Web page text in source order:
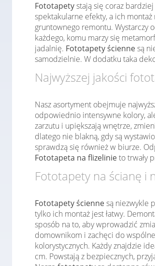
Fototapetystają się coraz
spektakularne efekty, a ich
gruntownego remontu. Wystarczy
każdego, komu marzy się
jadalnię. Fototapety ściennesą
samodzielnie. W dodatku taka
Najwyższej jakości
Nasz asortyment obejmuje
odpowiednio intensywne kolory,
zarzutu i upiększają wnętrze,
dlatego nie blakną, gdy są
sprawdzą się również w biurze.
Fototapeta na flizelinieto trwały
Fototapety na ścianę i
Fototapety ściennesą niezwykle
tylko ich montaż jest łatwy.
sposób na to, aby wprowadzić
domownikom i zachęci do
kolorystycznych. Każdy znajdzie
cm. Powstają z bezpiecznych,